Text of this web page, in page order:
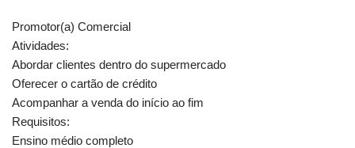
Promotor(a) Comercial
Atividades:
Abordar clientes dentro do supermercado
Oferecer o cartão de crédito
Acompanhar a venda do início ao fim
Requisitos:
Ensino médio completo